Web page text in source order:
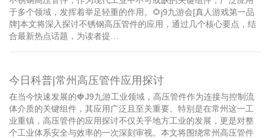
于多个领域，发挥着举足轻重的作用。🌻j9九游会[真人游戏第一品
牌]本文将深入探讨不锈钢高压管件的应用，通过几个核心要点，结
合最新热点话题，为读者提…
今日科普|常州高压管件应用探讨
在当今快速发展的🍓J9九游工业领域，高压管件作为连接与控制流
体介质的关键组件，其应用广泛且至关重要。特别是在常州这一工
业重镇，高压管件的应用探讨不仅关乎地方工业的发展，更是对整
个工业体系安全与效率的一次深刻审视。本文将围绕常州高压管件